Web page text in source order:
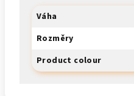
Váha
Rozměry
Product colour